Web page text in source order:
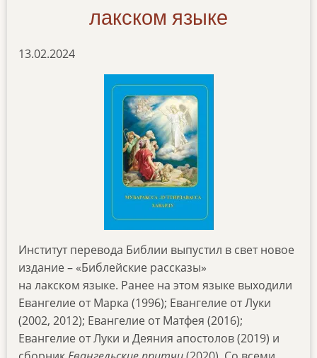
лакском языке
13.02.2024
Институт перевода Библии выпустил в свет новое
издание – «Библейские рассказы»
на лакском языке. Ранее на этом языке выходили
Евангелие от Марка (1996); Евангелие от Луки
(2002, 2012); Евангелие от Матфея (2016);
Евангелие от Луки и Деяния апостолов (2019) и